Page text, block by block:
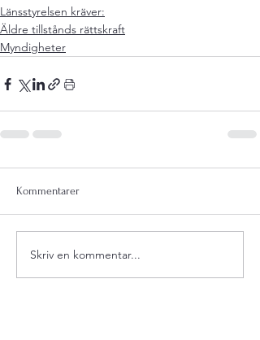
Länsstyrelsen kräver:
Äldre tillstånds rättskraft
Myndigheter
Kommentarer
Skriv en kommentar...